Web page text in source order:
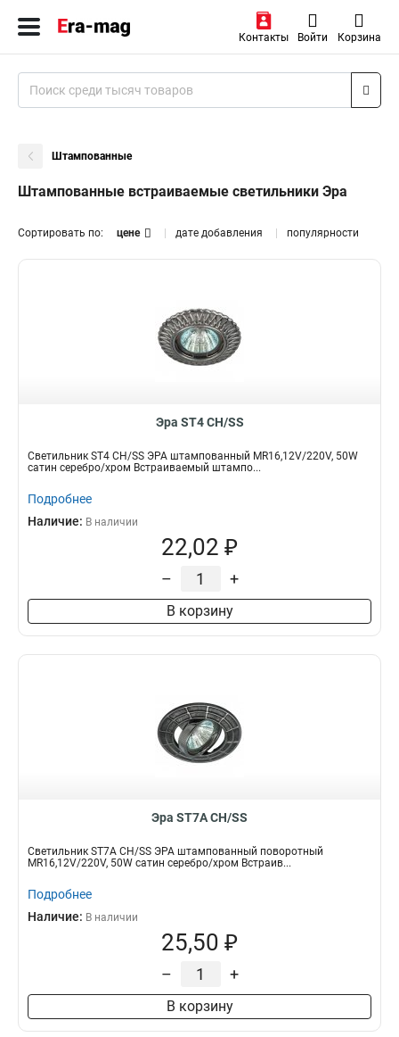
Контакты Войти Корзина
Штампованные
Штампованные встраиваемые светильники Эра
Сортировать по: цене дате добавления популярности
Эра ST4 CH/SS
Светильник ST4 CH/SS ЭРА штампованный MR16,12V/220V, 50W
сатин серебро/хром Встраиваемый штампо...
Подробнее
Наличие: В наличии
22,02 ₽
– +
В корзину
Эра ST7A CH/SS
Светильник ST7A CH/SS ЭРА штампованный поворотный
MR16,12V/220V, 50W сатин серебро/хром Встраив...
Подробнее
Наличие: В наличии
25,50 ₽
– +
В корзину